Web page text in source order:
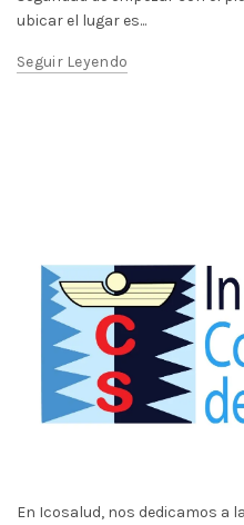
ubicar el lugar es...
Seguir Leyendo
En Icosalud, nos dedicamos a